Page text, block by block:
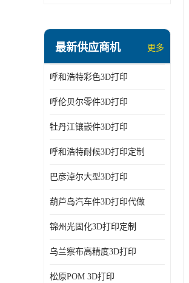
最新供应商机 更多
呼和浩特彩色3D打印
呼伦贝尔零件3D打印
牡丹江镶嵌件3D打印
呼和浩特耐候3D打印定制
巴彦淖尔大型3D打印
葫芦岛汽车件3D打印代做
锦州光固化3D打印定制
乌兰察布高精度3D打印
松原POM 3D打印